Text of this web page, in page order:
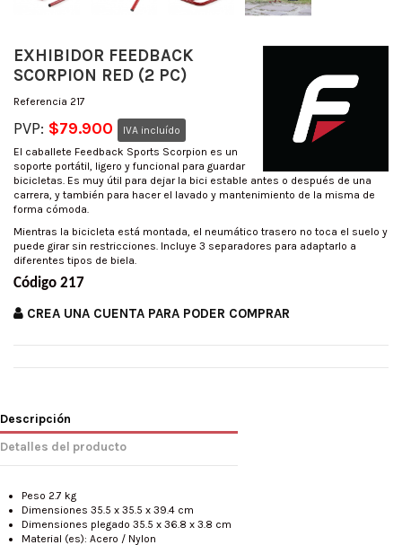
EXHIBIDOR FEEDBACK
SCORPION RED (2 PC)
Referencia 217
PVP: $79.900
IVA incluído
El caballete Feedback Sports Scorpion es un
soporte portátil, ligero y funcional para guardar
bicicletas. Es muy útil para dejar la bici estable antes o después de una
carrera, y también para hacer el lavado y mantenimiento de la misma de
forma cómoda.
Mientras la bicicleta está montada, el neumático trasero no toca el suelo y
puede girar sin restricciones. Incluye 3 separadores para adaptarlo a
diferentes tipos de biela.
Código 217
CREA UNA CUENTA PARA PODER COMPRAR
Descripción
Detalles del producto
Peso 2.7 kg
Dimensiones 35.5 x 35.5 x 39.4 cm
Dimensiones plegado 35.5 x 36.8 x 3.8 cm
Material (es): Acero / Nylon